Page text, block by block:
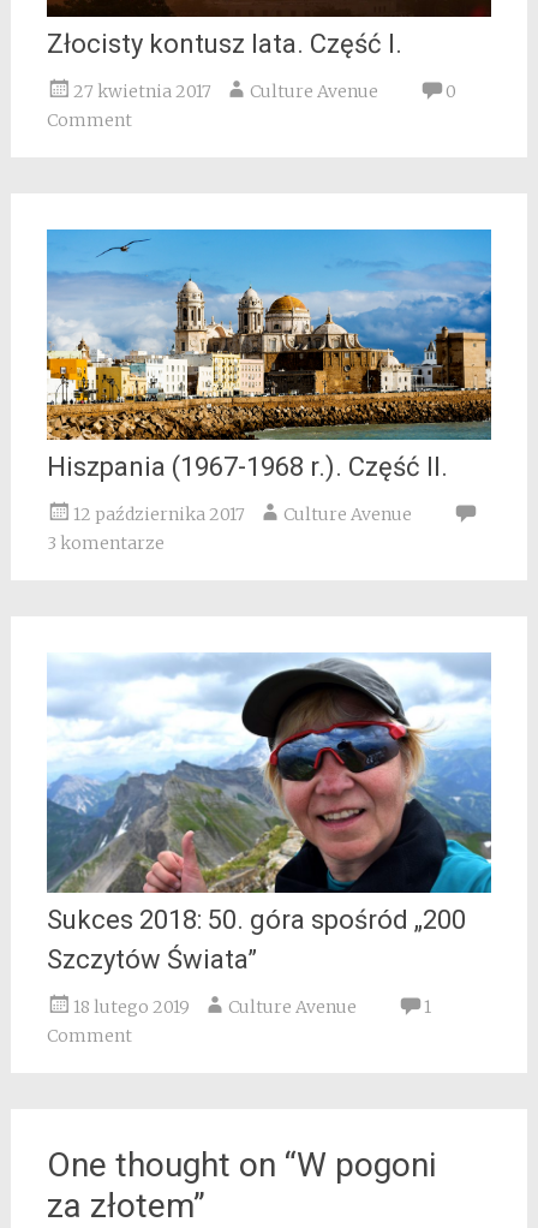
Złocisty kontusz lata. Część I.
27 kwietnia 2017 Culture Avenue
0
Comment
Hiszpania (1967-1968 r.). Część II.
12 października 2017
Culture Avenue
3 komentarze
Sukces 2018: 50. góra spośród „200
Szczytów Świata”
18 lutego 2019 Culture Avenue
1
Comment
One thought on “W pogoni
za złotem”